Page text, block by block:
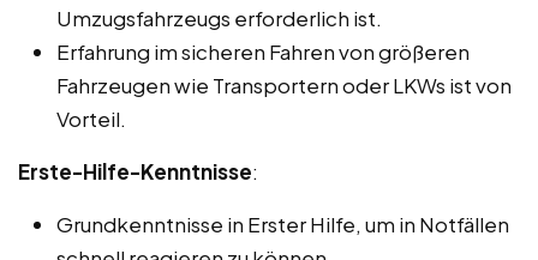
Umzugsfahrzeugs erforderlich ist.
Erfahrung im sicheren Fahren von größeren
Fahrzeugen wie Transportern oder LKWs ist von
Vorteil.
Erste-Hilfe-Kenntnisse:
Grundkenntnisse in Erster Hilfe, um in Notfällen